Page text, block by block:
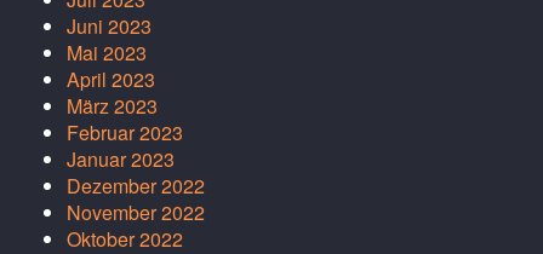
Juni 2023
Mai 2023
April 2023
März 2023
Februar 2023
Januar 2023
Dezember 2022
November 2022
Oktober 2022